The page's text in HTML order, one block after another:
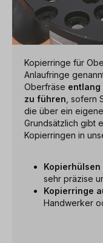
Kopierringe für
Anlaufringe
Oberfräse entlang
zu führen , sofern
die über ein
Grundsätzlich gibt
Kopierringen in
Kopierhülsen
sehr präzise
Kopierringe
Handwerker